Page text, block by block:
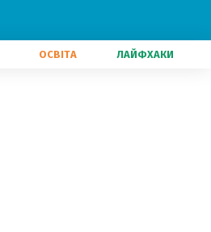
ОСВІТА ЛАЙФХАКИ